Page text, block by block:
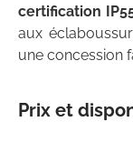
certification
aux
une concession
Prix et